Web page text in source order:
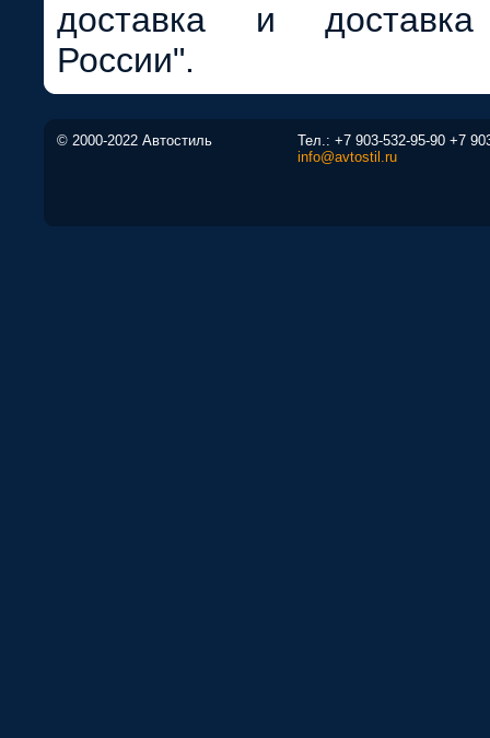
доставка и
России".
© 2000-2022 Автостиль Тел.: +7 903-532-95-90 +7
info@avtostil.ru